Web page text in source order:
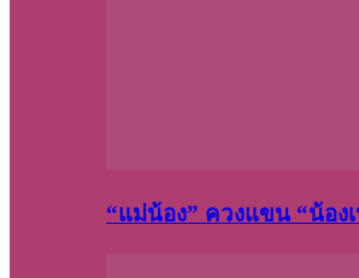
“แม่น้อง” ควงแขน “น้อง